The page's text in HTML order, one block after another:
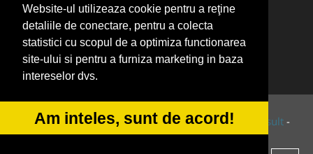
Website-ul utilizeaza cookie pentru a reţine
detaliile de conectare, pentru a colecta
statistici cu scopul de a optimiza functionarea
site-ului si pentru a furniza marketing in baza
intereselor dvs.
Am inteles, sunt de acord!
CuratareHota.com
FirmeTractariAuto.ro
SistemeFotovoltaice.com
TractariAsistentaRutiera.com
© 2014-2026 Powered byVilonMedia&Tokaido Consult -
ANPC SOL